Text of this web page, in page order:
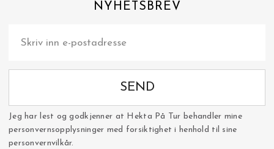
NYHETSBREV
SEND
Jeg har lest og godkjenner at Hekta På Tur behandler mine
personvernsopplysninger med forsiktighet i henhold til sine
personvernvilkår.